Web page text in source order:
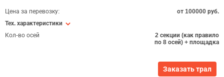
Цена за перевозку:
от 100000 руб.
Тех. характеристики
Кол-во осей
2 секции (как правило
по 8 осей) + площадка
Заказать трал